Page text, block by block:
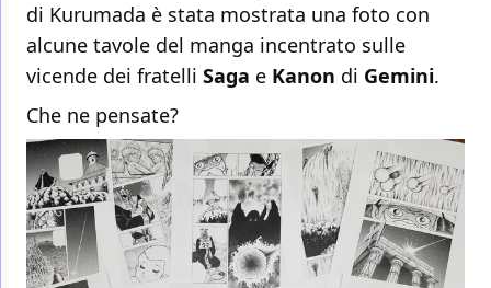
di Kurumada è stata mostrata una foto con
alcune tavole del manga incentrato sulle
vicende dei fratelli Saga e Kanon di Gemini.
Che ne pensate?